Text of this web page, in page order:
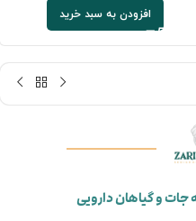
افزودن به سبد خرید
جات و گیاهان دارویی